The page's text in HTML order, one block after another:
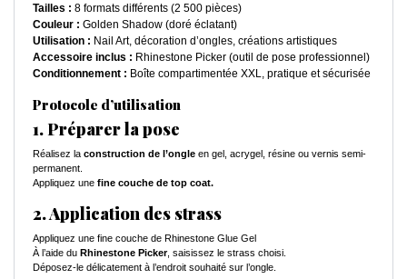
Tailles : 8 formats différents (2 500 pièces)
Couleur : Golden Shadow (doré éclatant)
Utilisation : Nail Art, décoration d’ongles, créations artistiques
Accessoire inclus : Rhinestone Picker (outil de pose professionnel)
Conditionnement : Boîte compartimentée XXL, pratique et sécurisée
Protocole d’utilisation
1. Préparer la pose
Réalisez la construction de l’ongle en gel, acrygel, résine ou vernis semi-
permanent.
Appliquez une fine couche de top coat.
2. Application des strass
Appliquez une fine couche de Rhinestone Glue Gel
À l’aide du Rhinestone Picker, saisissez le strass choisi.
Déposez-le délicatement à l’endroit souhaité sur l’ongle.